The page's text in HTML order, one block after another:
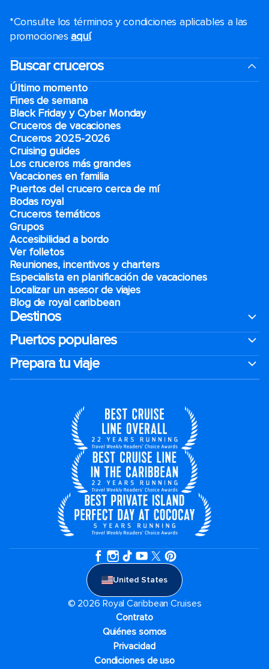
*Consulte los términos y condiciones aplicables a las
promocionesaquí.
Buscar cruceros
Último momento
Fines de semana
Black Friday y Cyber Monday
Cruceros de vacaciones
Cruceros 2025-2026
Cruising guides
Los cruceros más grandes
Vacaciones en familia
Puertos del crucero cerca de mí
Bodas royal
Cruceros temáticos
Grupos
Accesibilidad a bordo
Ver folletos
Reuniones, incentivos y charters​
Especialista en planificación de vacaciones
Localizar un asesor de viajes
Blog de royal caribbean
Destinos
Puertos populares
Prepara tu viaje
United States
© 2026 Royal Caribbean Cruises
Contrato
Quiénes somos
Privacidad
Condiciones de uso